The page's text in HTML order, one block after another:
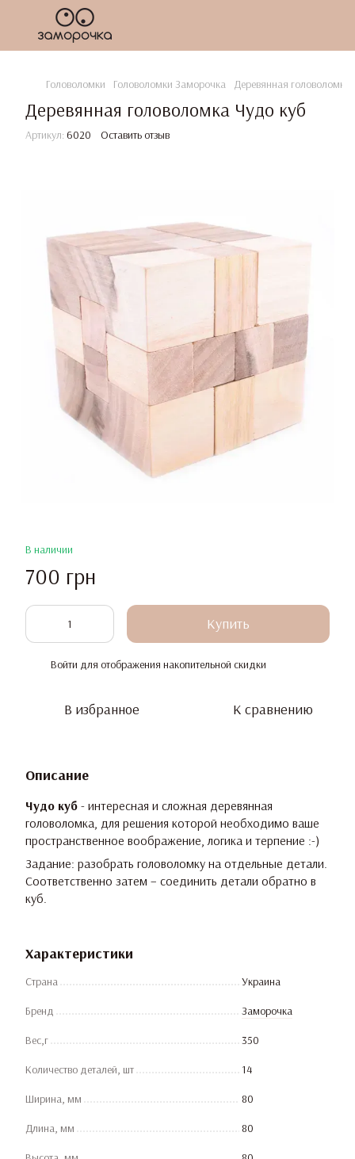
Головоломки Головоломки Заморочка Деревянная головоломка
Деревянная головоломка Чудо куб
Артикул: 6020 Оставить отзыв
В наличии
700 грн
Купить
Войти для отображения накопительной скидки
В избранное К сравнению
Описание
Чудо куб - интересная и сложная деревянная
головоломка, для решения которой необходимо ваше
пространственное воображение, логика и терпение :-)
Задание: разобрать головоломку на отдельные детали.
Соответственно затем – соединить детали обратно в
куб.
Характеристики
Страна Украина
Бренд Заморочка
Вес,г 350
Количество деталей, шт 14
Ширина, мм 80
Длина, мм 80